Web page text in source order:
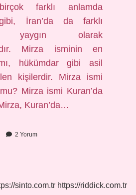
farklı anlamda
gibi, İran’da da farklı
yaygın olarak
Mirza isminin en
hükümdar gibi asil
kişilerdir. Mirza ismi
Mirza ismi Kuran’da
Kuran’da…
2 Yorum
sinto.com.tr https://riddick.com.tr